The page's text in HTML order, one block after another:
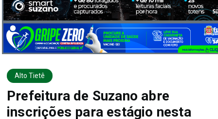
Alto Tietê
Prefeitura de Suzano abre
inscrições para estágio nesta